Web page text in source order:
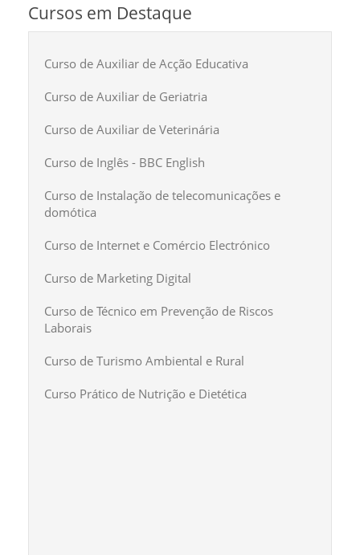
Cursos em Destaque
Curso de Auxiliar de Acção Educativa
Curso de Auxiliar de Geriatria
Curso de Auxiliar de Veterinária
Curso de Inglês - BBC English
Curso de Instalação de telecomunicações e
domótica
Curso de Internet e Comércio Electrónico
Curso de Marketing Digital
Curso de Técnico em Prevenção de Riscos
Laborais
Curso de Turismo Ambiental e Rural
Curso Prático de Nutrição e Dietética